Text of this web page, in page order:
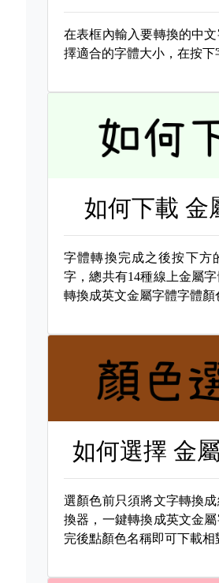
在表框內輸入要轉換的中
擇適合的字體大小，在按下
如何下載金
字體轉換完成之後按下方
字，總共有14種線上金屬
轉換成英文金屬字體字體顏
如何選擇金
選顏色前只須將文字轉換
換器，一鍵轉換成英文金
完後點顏色名稱即可下載相